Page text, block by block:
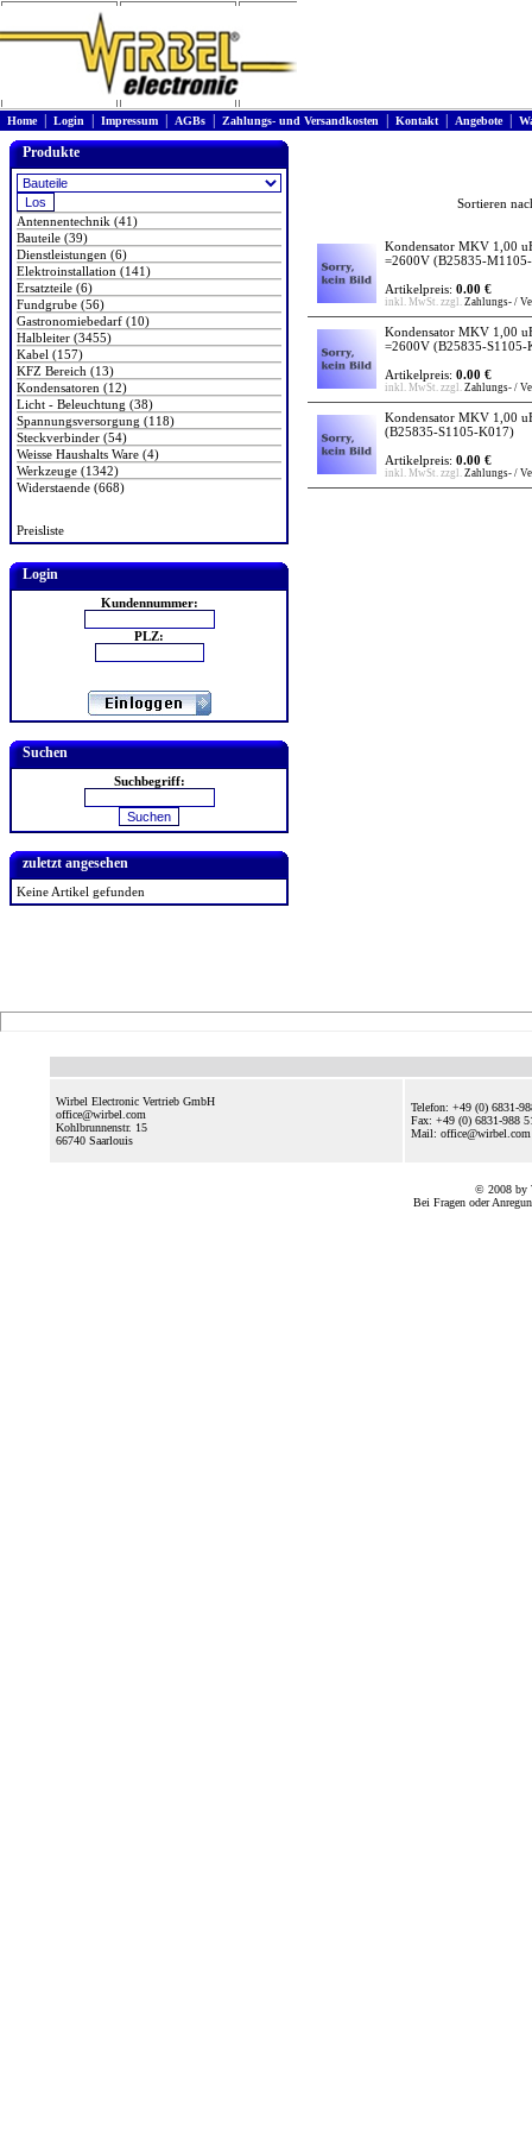
Home| Login Impressum AGBs Zahlungs- und Versandkosten Kontakt| Angebote|
Produkte
Antennentechnik (41)
Bauteile (39)
Dienstleistungen (6)
Elektroinstallation (141)
Ersatzteile (6)
Fundgrube (56)
Gastronomiebedarf (10)
Halbleiter (3455)
Kabel (157)
KFZ Bereich (13)
Kondensatoren (12)
Licht - Beleuchtung (38)
Spannungsversorgung (118)
Steckverbinder (54)
Weisse Haushalts Ware (4)
Werkzeuge (1342)
Widerstaende (668)
Preisliste
Login
Kundennummer:
PLZ:
Suchen
Suchbegriff:
zuletzt angesehen
Keine Artikel gefunden
Sortieren
Kondensator MKV 1,00
=2600V (B25835-
Artikelpreis: 0.00 €
inkl. MwSt. zzgl. Zahlungs- /
Kondensator MKV 1,00
=2600V (B25835-S1105-
Artikelpreis: 0.00 €
inkl. MwSt. zzgl. Zahlungs- /
Kondensator MKV 1,00
(B25835-S1105-K017)
Artikelpreis: 0.00 €
inkl. MwSt. zzgl. Zahlungs- /
Wirbel Electronic Vertrieb GmbH
office@wirbel.com
Kohlbrunnenstr. 15
66740 Saarlouis
Telefon: +49 (0) 6831-
Fax: +49 (0) 6831-988
Mail:
© 2008 by
Bei Fragen oder